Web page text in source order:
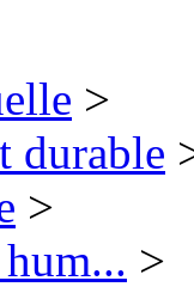
>
durable
>
>